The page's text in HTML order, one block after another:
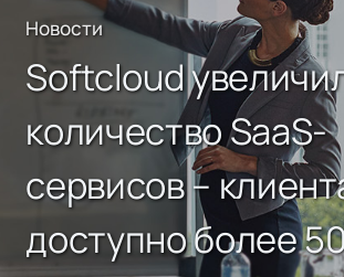
Новости
Softcloud
количество SaaS-
сервисов –
доступно более